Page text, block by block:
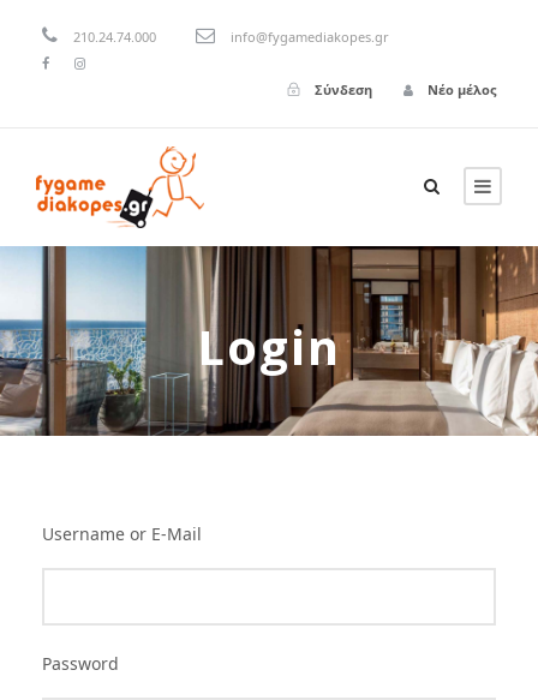
210.24.74.000 info@fygamediakopes.gr
Σύνδεση Νέο μέλος
Login
Username or E-Mail
Password